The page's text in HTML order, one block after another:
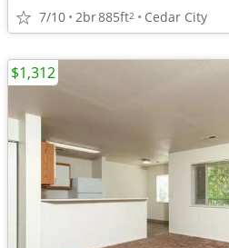
7/10 2br885ft2 Cedar City
$1,312